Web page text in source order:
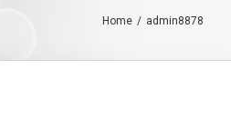
Home / admin8878